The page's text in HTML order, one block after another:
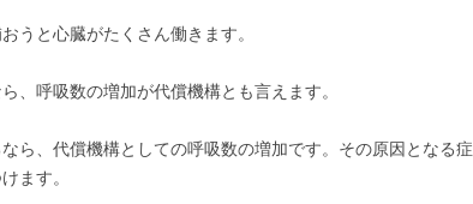
うと心臓がたくさん働きます。
、呼吸数の増加が代償機構とも言えます。
ら、代償機構としての呼吸数の増加です。その原因となる症
ます。